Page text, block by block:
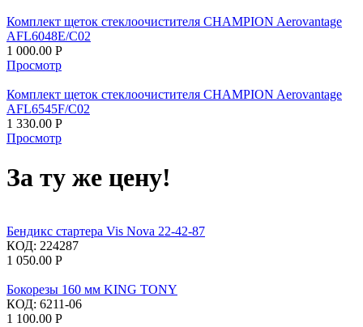
Комплект щеток стеклоочистителя CHAMPION Aerovantage
AFL6048E/C02
1 000.00 Р
Просмотр
Комплект щеток стеклоочистителя CHAMPION Aerovantage
AFL6545F/C02
1 330.00 Р
Просмотр
За ту же цену!
Бендикс стартера Vis Nova 22-42-87
КОД: 224287
1 050.00 Р
Бокорезы 160 мм KING TONY
КОД: 6211-06
1 100.00 Р